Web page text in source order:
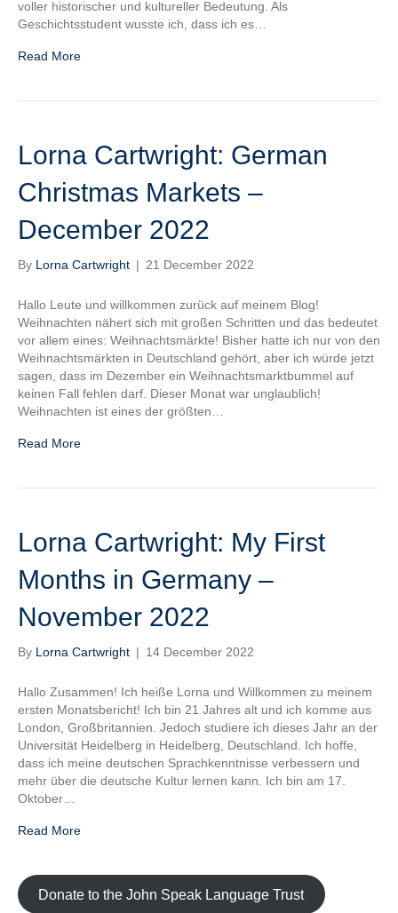
voller historischer und kultureller Bedeutung. Als
Geschichtsstudent wusste ich, dass ich es…
Read More
Lorna Cartwright: German
Christmas Markets –
December 2022
By Lorna Cartwright | 21 December 2022
Hallo Leute und willkommen zurück auf meinem Blog!
Weihnachten nähert sich mit großen Schritten und das bedeutet
vor allem eines: Weihnachtsmärkte! Bisher hatte ich nur von den
Weihnachtsmärkten in Deutschland gehört, aber ich würde jetzt
sagen, dass im Dezember ein Weihnachtsmarktbummel auf
keinen Fall fehlen darf. Dieser Monat war unglaublich!
Weihnachten ist eines der größten…
Read More
Lorna Cartwright: My First
Months in Germany –
November 2022
By Lorna Cartwright | 14 December 2022
Hallo Zusammen! Ich heiße Lorna und Willkommen zu meinem
ersten Monatsbericht! Ich bin 21 Jahres alt und ich komme aus
London, Großbritannien. Jedoch studiere ich dieses Jahr an der
Universität Heidelberg in Heidelberg, Deutschland. Ich hoffe,
dass ich meine deutschen Sprachkenntnisse verbessern und
mehr über die deutsche Kultur lernen kann. Ich bin am 17.
Oktober…
Read More
Donate to the John Speak Language Trust